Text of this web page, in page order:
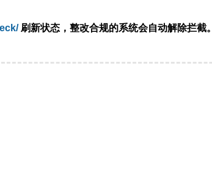
刷新状态，整改合规的系统会自动解除拦截。